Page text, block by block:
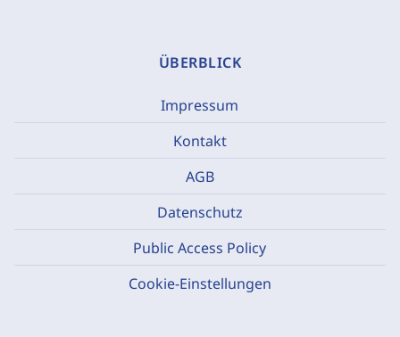
ÜBERBLICK
Impressum
Kontakt
AGB
Datenschutz
Public Access Policy
Cookie-Einstellungen